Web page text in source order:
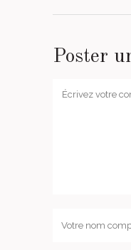
Poster